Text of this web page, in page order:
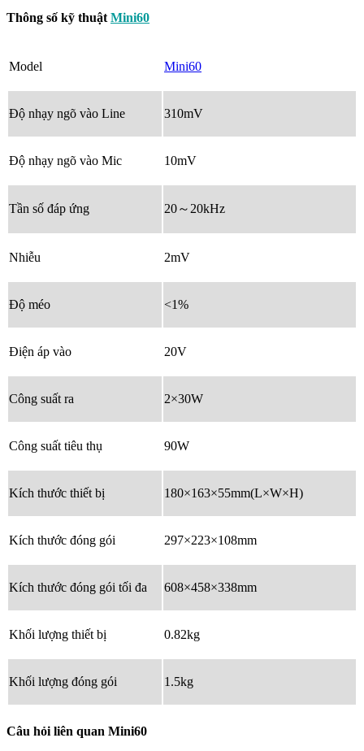
Thông số kỹ thuật Mini60
Model Mini60
Độ nhạy ngõ vào Line 310mV
Độ nhạy ngõ vào Mic 10mV
Tần số đáp ứng 20～20kHz
Nhiễu 2mV
Độ méo <1%
Điện áp vào 20V
Công suất ra 2×30W
Công suất tiêu thụ 90W
Kích thước thiết bị 180×163×55mm(L×W×H)
Kích thước đóng gói 297×223×108mm
Kích thước đóng gói tối đa 608×458×338mm
Khối lượng thiết bị 0.82kg
Khối lượng đóng gói 1.5kg
Câu hỏi liên quan Mini60